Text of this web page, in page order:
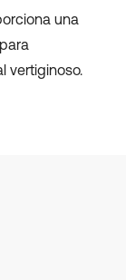
una
vertiginoso.